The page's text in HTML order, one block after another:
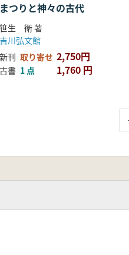
まつりと神々の古代
笹生 衛 著
吉川弘文館
新刊 取り寄せ 2,750円
古書 1 点 1,760 円